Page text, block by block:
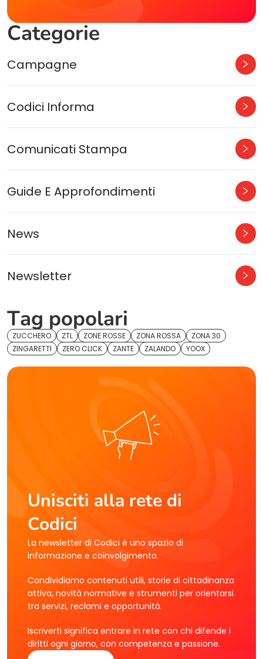
Categorie
Campagne
Codici Informa
Comunicati Stampa
Guide E Approfondimenti
News
Newsletter
Tag popolari
ZUCCHERO ZTL ZONE ROSSE ZONA ROSSA
ZONA 30
ZINGARETTI
ZERO CLICK ZANTE ZALANDO YOOX
Unisciti alla rete di
Codici
La newsletter di Codici è uno spazio di
informazione e coinvolgimento.
Condividiamo contenuti utili, storie di cittadinanza
attiva, novità normative e strumenti per orientarsi
tra servizi, reclami e opportunità.
Iscriverti significa entrare in rete con chi difende i
diritti ogni giorno, con competenza e passione.